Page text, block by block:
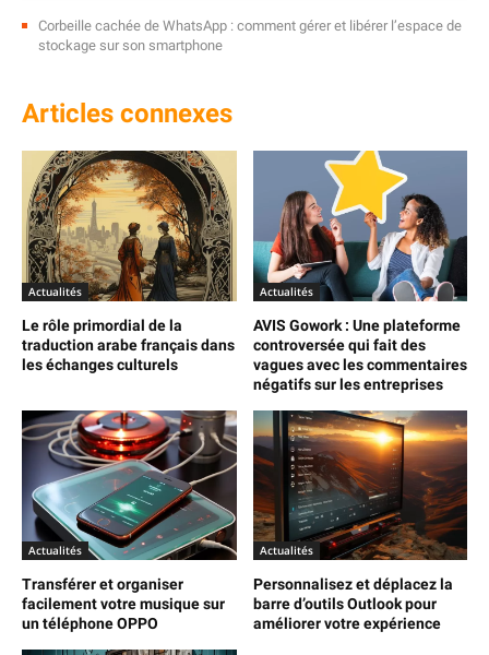
Corbeille cachée de WhatsApp : comment gérer et libérer l’espace de
stockage sur son smartphone
Articles connexes
Actualités
Le rôle primordial de la
traduction arabe français dans
les échanges culturels
Actualités
AVIS Gowork : Une plateforme
controversée qui fait des
vagues avec les commentaires
négatifs sur les entreprises
Actualités
Transférer et organiser
facilement votre musique sur
un téléphone OPPO
Actualités
Personnalisez et déplacez la
barre d’outils Outlook pour
améliorer votre expérience